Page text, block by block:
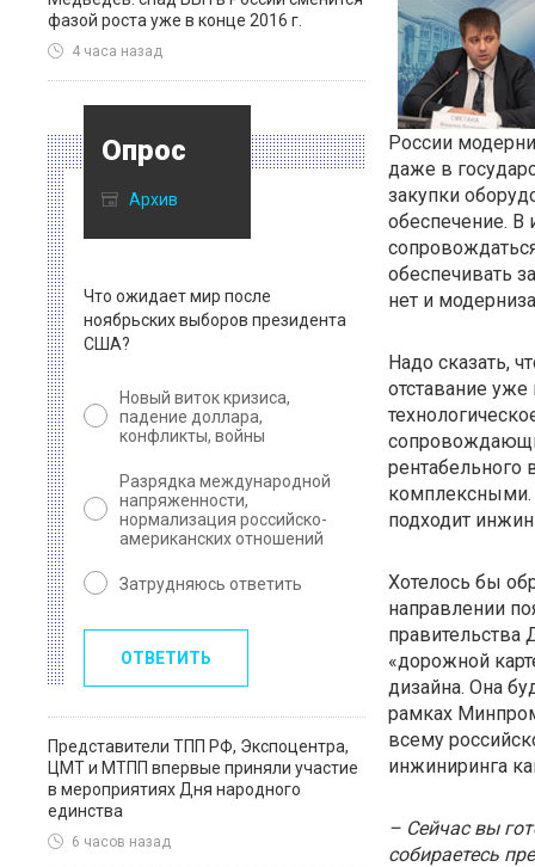
фазой роста уже в конце 2016 г.
4 часа назад
Опрос
Архив
Что ожидает мир после
ноябрьских выборов президента
США?
Новый виток кризиса,
падение доллара,
конфликты, войны
Разрядка международной
напряженности,
нормализация российско-
американских отношений
Затрудняюсь ответить
ОТВЕТИТЬ
Представители ТПП РФ, Экспоцентра,
ЦМТ и МТПП впервые приняли участие
в мероприятиях Дня народного
единства
6 часов назад
России
даже в
закупки
обеспечение. В
обеспечивать
нет и
Надо сказать,
отставание
рентабельного
комплексными.
подходит
Хотелось бы
направлении
«дорожной
дизайна. Она
рамках
всему
инжиниринга
– Сейчас вы
собираетесь